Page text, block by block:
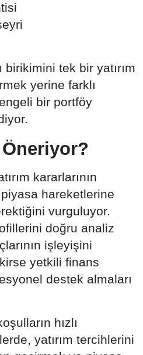
birikimini tek bir yatırım
yerine farklı
bir portföy
kararlarının
hareketlerine
vurguluyor.
doğru analiz
işleyişini
yetkili finans
destek almaları
hızlı
yatırım tercihlerini